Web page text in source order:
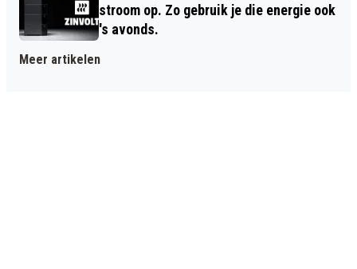
stroom op. Zo gebruik je die energie ook
's avonds.
Meer artikelen